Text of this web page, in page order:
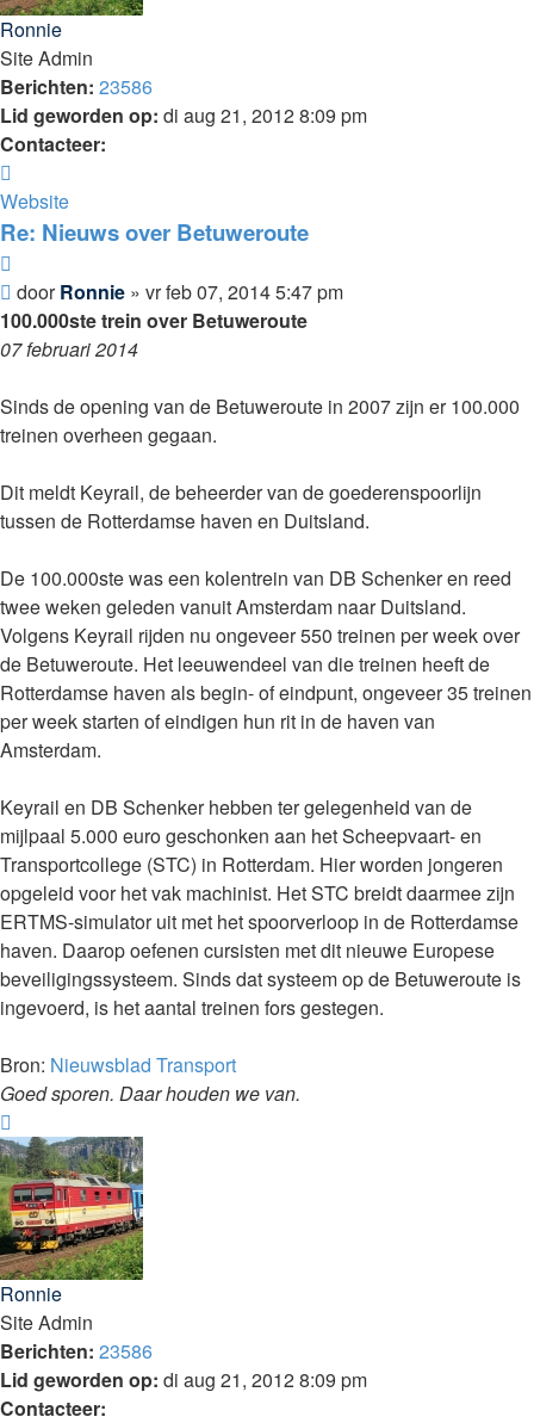
Ronnie
Site Admin
Berichten: 23586
Lid geworden op: di aug 21, 2012 8:09 pm
Contacteer:
Ronnie
Website
Re: Nieuws over Betuweroute
Bericht
doorRonnie » vr feb 07, 2014 5:47 pm
100.000ste trein over Betuweroute
07 februari 2014
Sinds de opening van de Betuweroute in 2007 zijn er 100.000
treinen overheen gegaan.
Dit meldt Keyrail, de beheerder van de goederenspoorlijn
tussen de Rotterdamse haven en Duitsland.
De 100.000ste was een kolentrein van DB Schenker en reed
twee weken geleden vanuit Amsterdam naar Duitsland.
Volgens Keyrail rijden nu ongeveer 550 treinen per week over
de Betuweroute. Het leeuwendeel van die treinen heeft de
Rotterdamse haven als begin- of eindpunt, ongeveer 35 treinen
per week starten of eindigen hun rit in de haven van
Amsterdam.
Keyrail en DB Schenker hebben ter gelegenheid van de
mijlpaal 5.000 euro geschonken aan het Scheepvaart- en
Transportcollege (STC) in Rotterdam. Hier worden jongeren
opgeleid voor het vak machinist. Het STC breidt daarmee zijn
ERTMS-simulator uit met het spoorverloop in de Rotterdamse
haven. Daarop oefenen cursisten met dit nieuwe Europese
beveiligingssysteem. Sinds dat systeem op de Betuweroute is
ingevoerd, is het aantal treinen fors gestegen.
Bron: Nieuwsblad Transport
Goed sporen. Daar houden we van.
Ronnie
Site Admin
Berichten: 23586
Lid geworden op: di aug 21, 2012 8:09 pm
Contacteer: